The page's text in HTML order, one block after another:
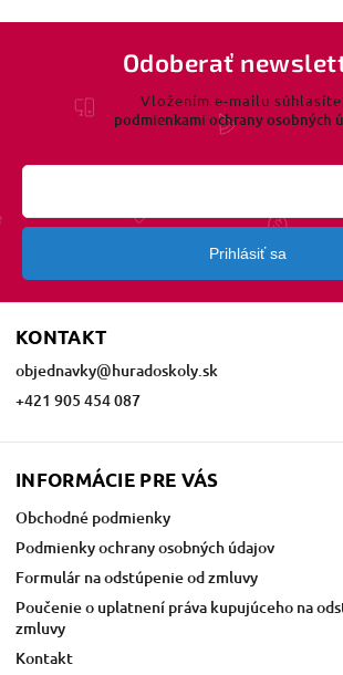
KONTAKT
objednavky@huradoskoly.sk
+421 905 454 087
INFORMÁCIE PRE VÁS
Obchodné podmienky
Podmienky ochrany osobných údajov
Formulár na odstúpenie od zmluvy
Poučenie o uplatnení práva kupujúceho na
zmluvy
Kontakt
Odoberať
Vložením e-mailu súhlasíte
podmienkami ochrany osobných
Prihlásiť sa